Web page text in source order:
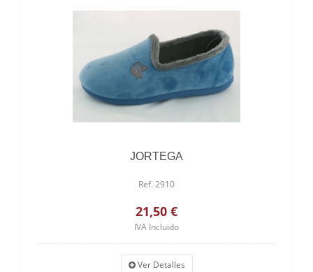
JORTEGA
Ref. 2910
21,50 €
IVA Incluido
Ver Detalles